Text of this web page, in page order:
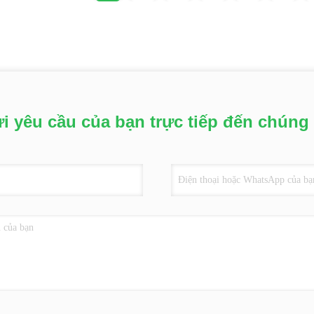
yêu cầu của bạn trực tiếp đến